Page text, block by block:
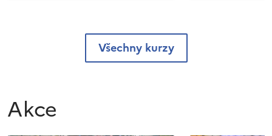
Všechny kurzy
Akce